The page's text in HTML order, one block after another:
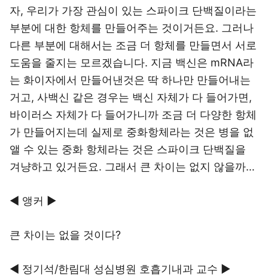
자, 우리가 가장 관심이 있는 스파이크 단백질이라는
부분에 대한 항체를 만들어주는 것이거든요. 그러나
다른 부분에 대해서는 조금 더 항체를 만들면서 서로
도움을 줄지는 모르겠습니다. 지금 백신은 mRNA라
는 화이자에서 만들어낸것은 딱 하나만 만들어내는
거고, 사백신 같은 경우는 백신 자체가 다 들어가면,
바이러스 자체가 다 들어가니까 조금 더 다양한 항체
가 만들어지는데 실제로 중화항체라는 것은 병을 없
앨 수 있는 중화 항체라는 것은 스파이크 단백질을
겨냥하고 있거든요. 그래서 큰 차이는 없지 않을까…
◀ 앵커 ▶
큰 차이는 없을 것이다?
◀ 정기석/한림대 성심병원 호흡기내과 교수 ▶